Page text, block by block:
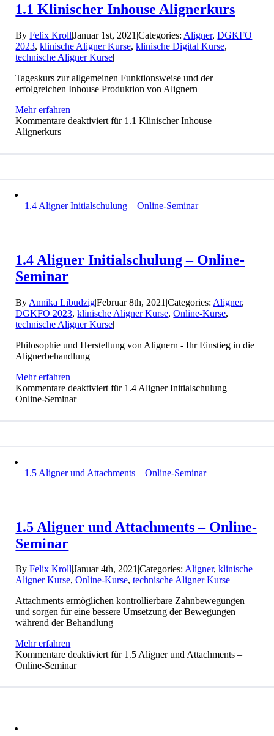
1.1 Klinischer Inhouse Alignerkurs
ByFelix Kroll|Januar 1st, 2021 |Categories: Aligner,DGKFO
2023,klinische Aligner Kurse,klinische Digital Kurse,
technische Aligner Kurse|
Tageskurs zur allgemeinen Funktionsweise und der
erfolgreichen Inhouse Produktion von Alignern
Mehr erfahren
Kommentare deaktiviert für 1.1 Klinischer Inhouse
Alignerkurs
1.4 Aligner Initialschulung – Online-Seminar
1.4 Aligner Initialschulung – Online-
Seminar
By Annika Libudzig|Februar 8th, 2021 |Categories: Aligner,
DGKFO 2023,klinische Aligner Kurse,Online-Kurse,
technische Aligner Kurse|
Philosophie und Herstellung von Alignern - Ihr Einstieg in die
Alignerbehandlung
Mehr erfahren
Kommentare deaktiviert für 1.4 Aligner Initialschulung –
Online-Seminar
1.5 Aligner und Attachments – Online-Seminar
1.5 Aligner und Attachments – Online-
Seminar
ByFelix Kroll|Januar 4th, 2021|Categories:Aligner,klinische
Aligner Kurse,Online-Kurse,technische Aligner Kurse|
Attachments ermöglichen kontrollierbare Zahnbewegungen
und sorgen für eine bessere Umsetzung der Bewegungen
während der Behandlung
Mehr erfahren
Kommentare deaktiviertfür 1.5 Aligner und Attachments –
Online-Seminar